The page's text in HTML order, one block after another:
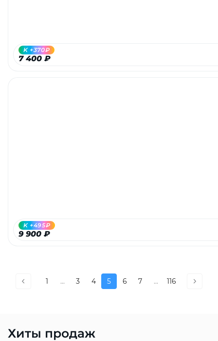
7 400 ₽
K +370₽
9 900 ₽
K +495₽
1 ... 3 4 5 6 7 ... 116
Хиты продаж